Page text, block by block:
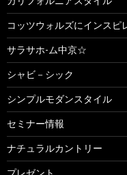
コッツウォルズにインスピ
サラサホ-ム中京☆
シャビ－シック
シンプルモダンスタイル
セミナー情報
ナチュラルカントリー
プレゼント